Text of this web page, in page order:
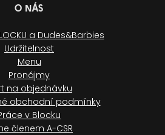
O NÁS
a Dudes&Barbies
Udržitelnost
Menu
Pronájmy
na objednávku
obchodní podmínky
v Blocku
členem A-CSR